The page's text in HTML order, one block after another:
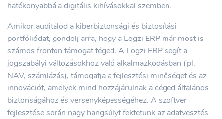
hatékonyabbá a digitális kihívásokkal szemben.
Amikor auditálod a kiberbiztonsági és biztosítási
portfóliódat, gondolj arra, hogy a Logzi ERP már most is
számos fronton támogat téged. A Logzi ERP segít a
jogszabályi változásokhoz való alkalmazkodásban (pl.
NAV, számlázás), támogatja a fejlesztési minőséget és az
innovációt, amelyek mind hozzájárulnak a céged általános
biztonságához és versenyképességéhez. A szoftver
fejlesztése során nagy hangsúlyt fektetünk az adatvesztés